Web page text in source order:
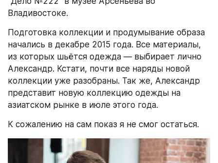
Владивостоке.
Подготовка коллекции и продумывание образа
начались в декабре 2015 года. Все материалы,
из которых шьётся одежда — выбирает лично
Александр. Кстати, почти все наряды новой
коллекции уже разобраны. Так же, Александр
представит новую коллекцию одежды на
азиатском рынке в июле этого года.
К сожалению на сам показ я не смог остаться.